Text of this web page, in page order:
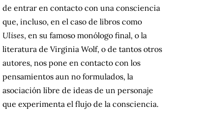
de entrar en contacto con una consciencia
que, incluso, en el caso de libros como
Ulises, en su famoso monólogo final, o la
literatura de Virginia Wolf, o de tantos otros
autores, nos pone en contacto con los
pensamientos aun no formulados, la
asociación libre de ideas de un personaje
que experimenta el flujo de la consciencia.